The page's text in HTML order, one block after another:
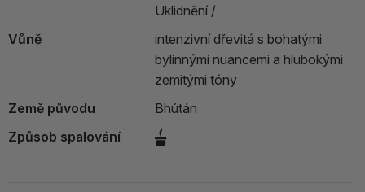
Uklidnění /
Vůně
intenzivní dřevitá s bohatými
bylinnými nuancemi a hlubokými
zemitými tóny
Země původu
Bhútán
Způsob spalování